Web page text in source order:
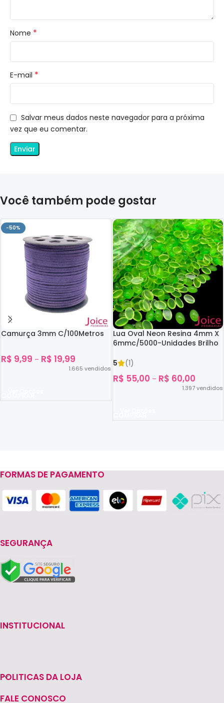
Nome *
E-mail *
Salvar meus dados neste navegador para a próxima
vez que eu comentar.
Você também pode gostar
-50%
Camurça 3mm C/100Metros
R$ 9,99 – R$ 19,99
1.665 vendidos
Lua Oval Neon Resina 4mm X
6mmc/5000-Unidades Brilho
5
(1)
R$ 55,00 – R$ 60,00
1.397vendidos
Read more
FORMAS DE PAGAMENTO
SEGURANÇA
INSTITUCIONAL
POLITICAS DA LOJA
FALE CONOSCO